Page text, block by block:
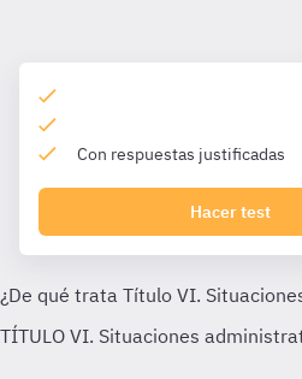
Con respuestas justificadas
Hacer test